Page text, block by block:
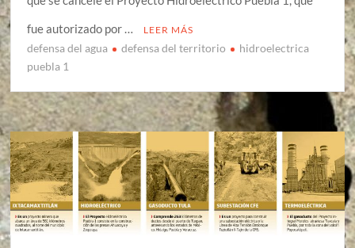
fue autorizado por …
LEER MÁS
defensa del agua defensa del territorio
hidroelectrica
puebla 1